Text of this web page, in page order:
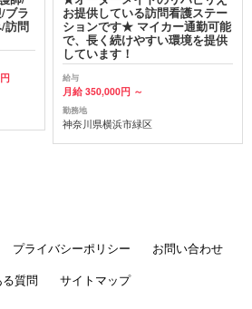
ブラ
訪問
お提供している訪問看護ステー
ションです★ マイカー通勤可能
で、長く続けやすい環境を提供
しています！
給与
月給 350,000円 ～
勤務地
神奈川県横浜市緑区
プライバシーポリシー
お問い合わせ
質問
サイトマップ